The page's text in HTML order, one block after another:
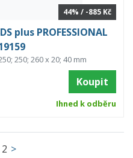
44% / -885 Kč
plus PROFESSIONAL
250; 260 x 20; 40 mm
Koupit
Ihned k odběru
2 >